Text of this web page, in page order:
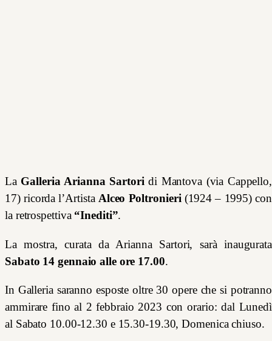
La Galleria Arianna Sartoridi Mantova (via Cappello,
17) ricorda l’Artista Alceo Poltronieri(1924 – 1995) con
la retrospettiva “Inediti”.
La mostra, curata da Arianna Sartori, sarà inaugurata
Sabato 14 gennaio alle ore 17.00.
In Galleria saranno esposte oltre 30 opere che si potranno
ammirare fino al 2 febbraio 2023 con orario:dal Lunedì
al Sabato 10.00-12.30 e 15.30-19.30, Domenica chiuso.